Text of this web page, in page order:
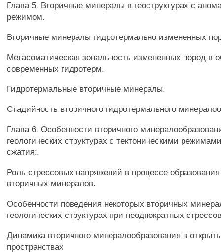
Глава 5. Вторичные минералы в геоструктурах с
режимом.
Вторичные минералы гидротермально измененных
Метасоматическая зональность измененных пород в
современных гидротерм.
Гидротермальные вторичные минералы.
Стадийность вторичного гидротермального
Глава 6. Особенности вторичного
геологических структурах с тектоническими
сжатия:.
Роль стрессовых напряжений в процессе
вторичных минералов.
Особенности поведения некоторых вторичных
геологических структурах при неоднократных
Динамика вторичного минералообразования в
пространствах